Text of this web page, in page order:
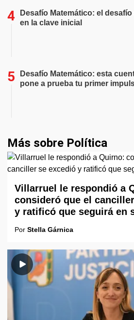
Desafío Matemático: el desafío
en la clave inicial
Desafío Matemático: esta
pone a prueba tu primer
Más sobre Política
Villarruel le respondió a
consideró que el
y ratificó que seguirá en
Por Stella Gárnica